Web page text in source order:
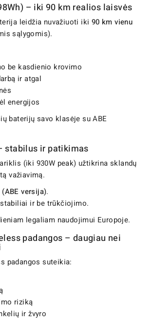
– iki 90 km realios laisvės
leidžia nuvažiuoti iki 90 km vienu
sąlygomis).
be kasdienio krovimo
ir atgal
energijos
baterijų savo klasėje su ABE
stabilus ir patikimas
(iki 930W peak) užtikrina sklandų
važiavimą.
versija).
ir be trūkčiojimo.
legaliam naudojimui Europoje.
padangos – daugiau nei
padangos suteikia:
riziką
ir žvyro